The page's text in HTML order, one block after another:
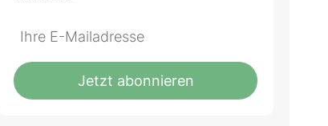
Do
fill
this
*Ihre
Mailadresse:Jetzt abonnieren